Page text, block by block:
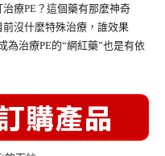
療PE？這個藥有那麼神奇
沒什麼特殊治療，誰效果
為治療PE的“網紅藥”也是有依